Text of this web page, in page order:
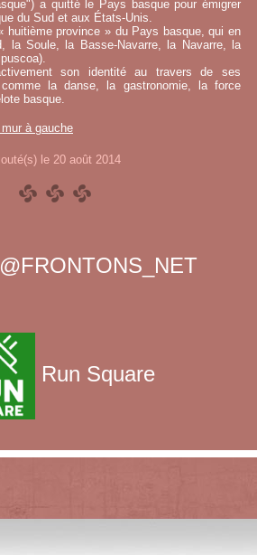
a quitté le Pays basque pour émigrer
du Sud et aux États-Unis.
huitième province » du Pays basque, qui en
la Soule, la Basse-Navarre, la Navarre, la
son identité au travers de ses
la danse, la gastronomie, la force
basque.
à gauche
le 20 août 2014
@FRONTONS_NET
Run Square